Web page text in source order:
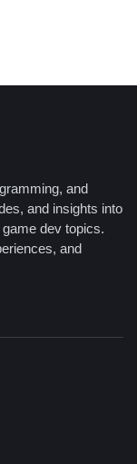
and
and insights into
dev topics.
and